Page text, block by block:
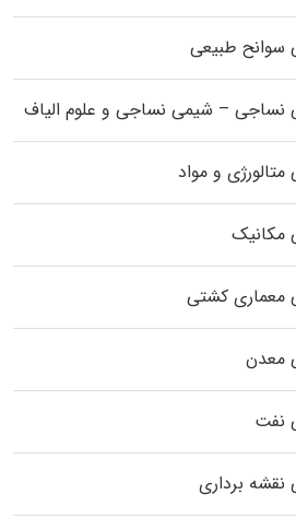
سوانح طبیعی
نساجی – شیمی نساجی و علوم الیاف
و مواد
مکانیک
معماری کشتی
معدن
نفت
برداری